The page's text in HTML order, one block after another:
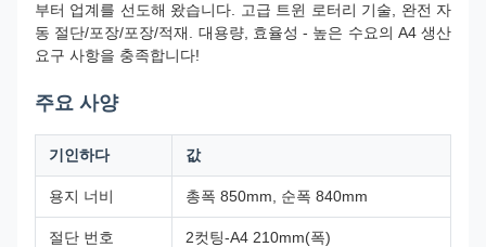
부터 업계를 선도해 왔습니다. 고급 트윈 로터리 기술, 완전 자
동 절단/포장/포장/적재. 대용량, 효율성 - 높은 수요의 A4 생산
요구 사항을 충족합니다!
주요 사양
기인하다 값
용지 너비 총폭 850mm, 순폭 840mm
절단 번호 2컷팅-A4 210mm(폭)